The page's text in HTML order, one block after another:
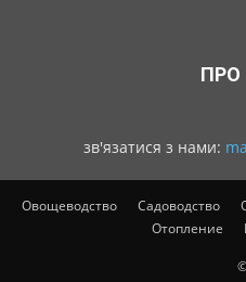
ПРО
зв'язатися з нами:
Овощеводство Садоводство
Отопление